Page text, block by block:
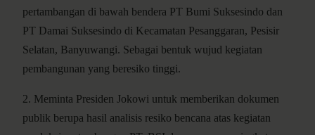
pertambangan di bawah bendera PT Bumi Suksesindo dan
PT Damai Suksesindo di Kecamatan Pesanggaran, Pesisir
Selatan, Banyuwangi. Sebagai bentuk wujud kegiatan
pembangunan yang beresiko tinggi.
2. Meminta Presiden Jokowi untuk memberikan dokumen
publik berupa hasil analisis resiko bencana atas kegiatan